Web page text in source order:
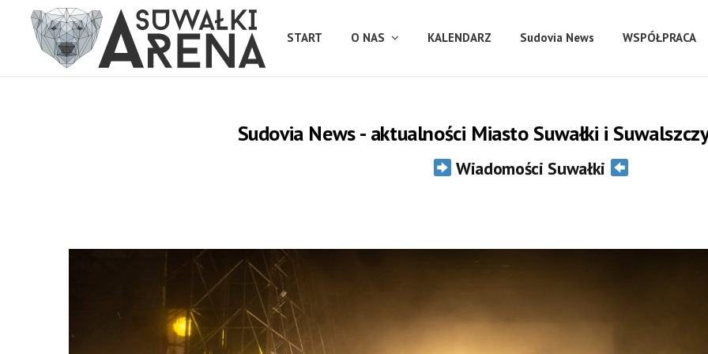
START O NAS KALENDARZ Sudovia News WSPÓŁPRACA
Sudovia News - aktualności Miasto Suwałki i
Wiadomości Suwałki